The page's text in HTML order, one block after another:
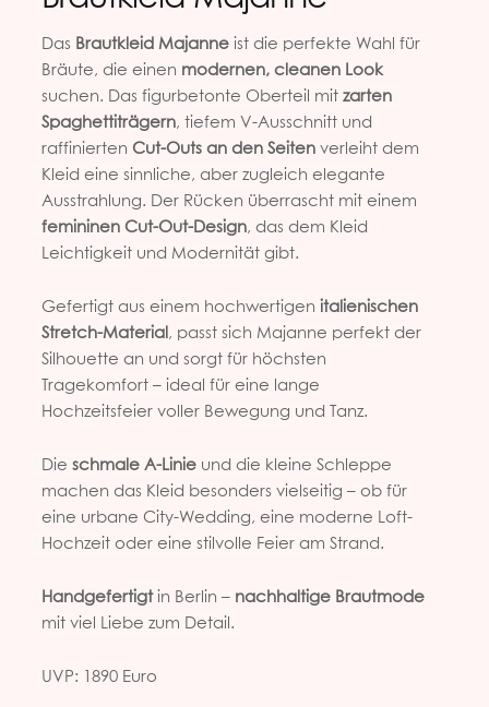
Das Brautkleid Majanneist die perfekte Wahl für
Bräute, die einen modernen, cleanen Look
suchen. Das figurbetonte Oberteil mit zarten
Spaghettiträgern, tiefem V-Ausschnitt und
raffinierten Cut-Outs an den Seitenverleiht dem
Kleid eine sinnliche, aber zugleich elegante
Ausstrahlung. Der Rücken überrascht mit einem
femininen Cut-Out-Design, das dem Kleid
Leichtigkeit und Modernität gibt.
Gefertigt aus einem hochwertigen italienischen
Stretch-Material , passt sich Majanne perfekt der
Silhouette an und sorgt für höchsten
Tragekomfort – ideal für eine lange
Hochzeitsfeier voller Bewegung und Tanz.
Die schmale A-Linieund die kleine Schleppe
machen das Kleid besonders vielseitig – ob für
eine urbane City-Wedding, eine moderne Loft-
Hochzeit oder eine stilvolle Feier am Strand.
Handgefertigtin Berlin – nachhaltige Brautmode
mit viel Liebe zum Detail.
UVP: 1890 Euro